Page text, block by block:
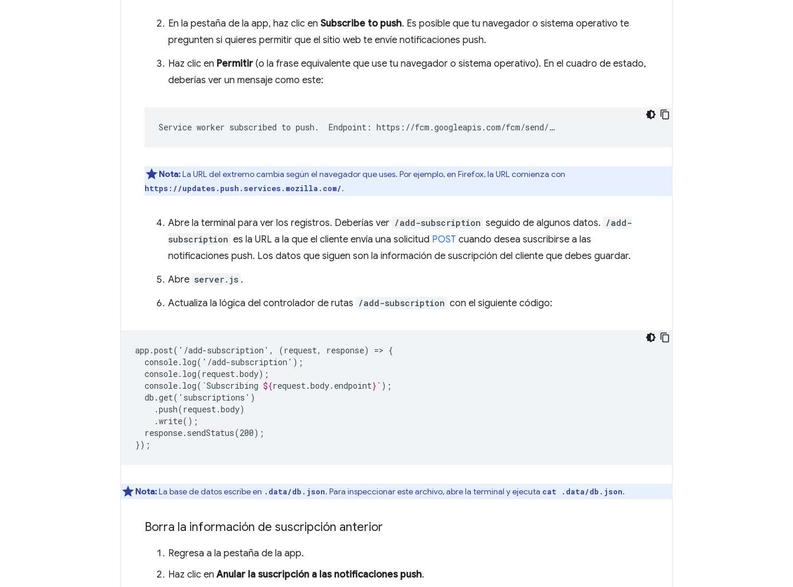
En la pestaña de la app, haz clic en Subscribe to push. Es posible que tu navegador o sistema operativo te
pregunten si quieres permitir que el sitio web te envíe notificaciones push.
Haz clic en Permitir (o la frase equivalente que use tu navegador o sistema operativo). En el cuadro de estado,
deberías ver un mensaje como este:
Nota:La URL del extremo cambia según el navegador que uses. Por ejemplo, en Firefox, la URL comienza con
https://updates.push.services.mozilla.com/.
Abre la terminal para ver los registros. Deberías ver /add-subscription seguido de algunos datos. /add-
subscription es la URL a la que el cliente envía una solicitud POST cuando desea suscribirse a las
notificaciones push. Los datos que siguen son la información de suscripción del cliente que debes guardar.
Abre server.js .
Actualiza la lógica del controlador de rutas /add-subscription con el siguiente código:
app.post('/add-subscription', (request, response) =>
console.log(`Subscribing ${request.body. endpoint}
response.sendStatus(200);
Nota:La base de datos escribe en .data/db.json. Para inspeccionar este archivo, abre la terminal y ejecuta cat .data/db.json.
Borra la información de suscripción anterior
Regresa a la pestaña de la app.
Haz clic enAnular la suscripción a las notificaciones push.